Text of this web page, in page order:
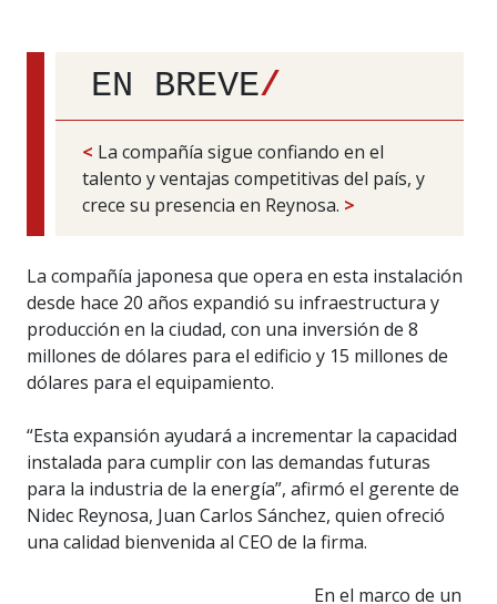
EN BREVE/
< La compañía sigue confiando en el
talento y ventajas competitivas del país, y
crece su presencia en Reynosa. >
La compañía japonesa que opera en esta instalación
desde hace 20 años expandió su infraestructura y
producción en la ciudad, con una inversión de 8
millones de dólares para el edificio y 15 millones de
dólares para el equipamiento.
“Esta expansión ayudará a incrementar la capacidad
instalada para cumplir con las demandas futuras
para la industria de la energía”, afirmó el gerente de
Nidec Reynosa, Juan Carlos Sánchez, quien ofreció
una calidad bienvenida al CEO de la firma.
En el marco de un